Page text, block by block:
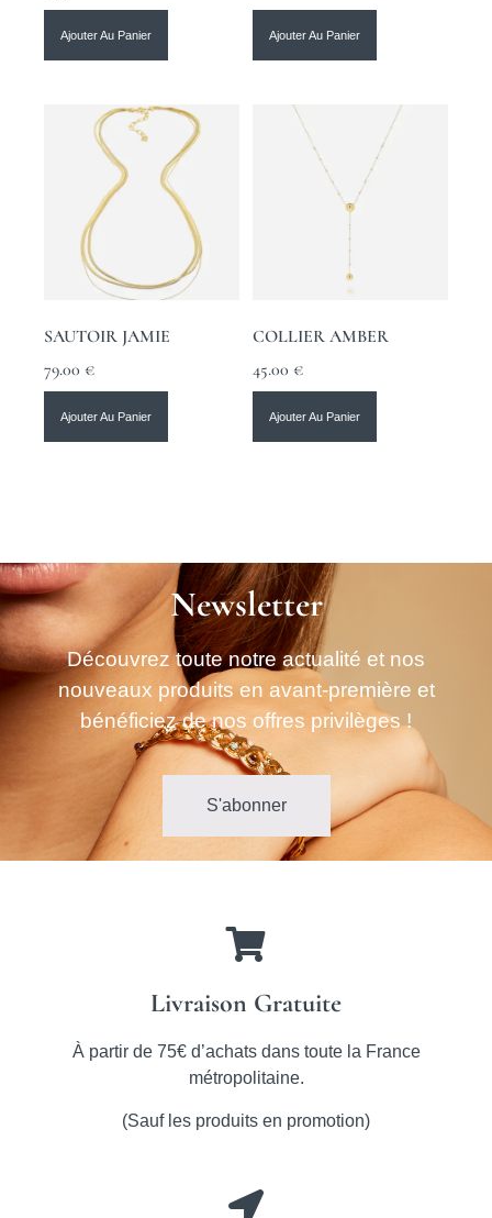
Ajouter Au Panier Ajouter Au Panier
SAUTOIR JAMIE
79.00 €
Ajouter Au Panier
COLLIER AMBER
45.00 €
Ajouter Au Panier
Newsletter
Découvrez toute notre actualité et nos
nouveaux produits en avant-première et
bénéficiez de nos offres privilèges !
S'abonner
Livraison Gratuite
À partir de 75€ d’achats dans toute la France
métropolitaine.
(Sauf les produits en promotion)